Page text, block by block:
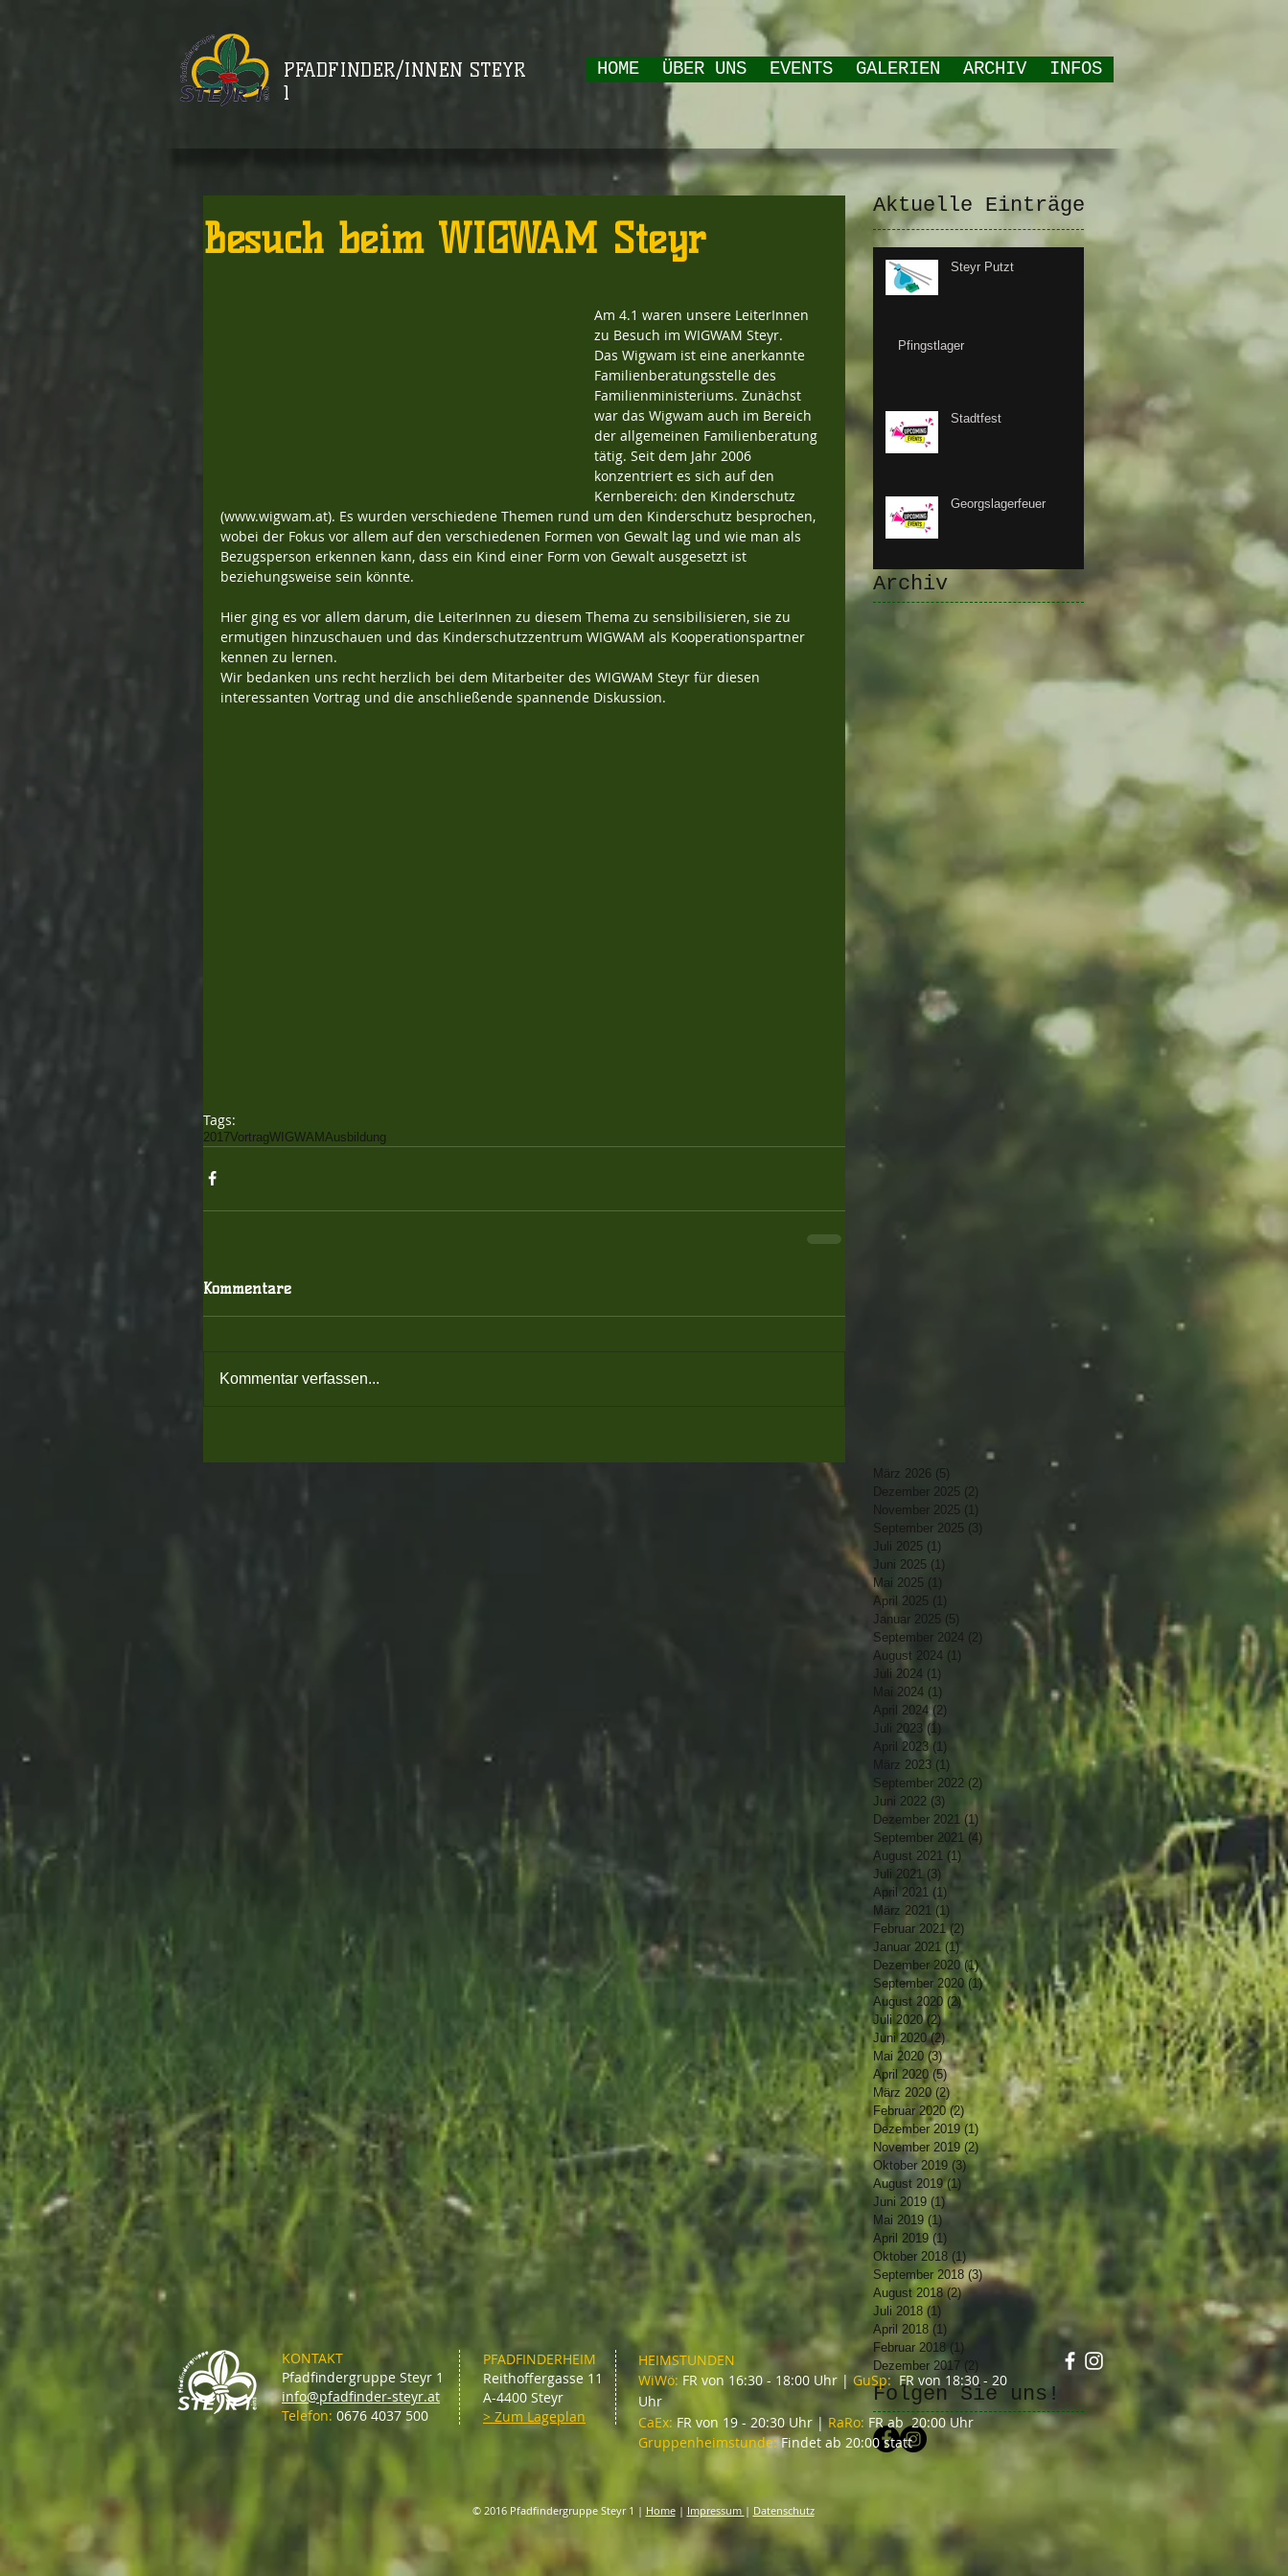
PFADFINDER/INNEN STEYR
1
HOME ÜBER UNS EVENTS GALERIEN ARCHIV INFOS
Besuch beim WIGWAM Steyr
Am 4.1 waren unsere LeiterInnen
zu Besuch im WIGWAM Steyr.
Das Wigwam ist eine anerkannte
Familienberatungsstelle des
Familienministeriums. Zunächst
war das Wigwam auch im Bereich
der allgemeinen Familienberatung
tätig. Seit dem Jahr 2006
konzentriert es sich auf den
Kernbereich: den Kinderschutz
(www.wigwam.at). Es wurden verschiedene Themen rund um den Kinderschutz besprochen,
wobei der Fokus vor allem auf den verschiedenen Formen von Gewalt lag und wie man als
Bezugsperson erkennen kann, dass ein Kind einer Form von Gewalt ausgesetzt ist
beziehungsweise sein könnte.
Hier ging es vor allem darum, die LeiterInnen zu diesem Thema zu sensibilisieren, sie zu
ermutigen hinzuschauen und das Kinderschutzzentrum WIGWAM als Kooperationspartner
kennen zu lernen.
Wir bedanken uns recht herzlich bei dem Mitarbeiter des WIGWAM Steyr für diesen
interessanten Vortrag und die anschließende spannende Diskussion.
Tags:
2017VortragWIGWAMAusbildung
Kommentare
Kommentar verfassen...
Aktuelle Einträge
Steyr Putzt
Pfingstlager
Stadtfest
Georgslagerfeuer
Archiv
März 2026 (5)
Dezember 2025 (2)
November 2025 (1)
September 2025 (3)
Juli 2025 (1)
Juni 2025 (1)
Mai 2025 (1)
April 2025 (1)
Januar 2025 (5) 5 Beiträge
September 2024 (2) 2 Beiträge
August 2024 (1)
Juli 2024 (1)
Mai 2024 (1)
April 2024 (2)
Juli 2023 (1)
April 2023 (1)
März 2023 (1)
September 2022 (2) 2 Beiträge
Juni 2022 (3) 3 Beiträge
Dezember 2021 (1) 1 Beitrag
September 2021 (4)
August 2021 (1)
Juli 2021 (3) 3 Beiträge
April 2021 (1)
März 2021 (1)
Februar 2021 (2)
Januar 2021 (1)1 Beitrag
Dezember 2020 (1)1 Beitrag
September 2020 (1)1 Beitrag
August 2020 (2)2 Beiträge
Juli 2020 (2)2 Beiträge
Juni 2020 (2) 2 Beiträge
Mai 2020 (3)3 Beiträge
April 2020 (5)5 Beiträge
März 2020 (2) 2 Beiträge
Februar 2020 (2)2 Beiträge
Dezember 2019 (1) 1 Beitrag
November 2019 (2)2 Beiträge
Oktober 2019 (3)3 Beiträge
August 2019 (1) 1 Beitrag
Juni 2019 (1)1 Beitrag
Mai 2019 (1) 1 Beitrag
April 2019 (1) 1 Beitrag
Oktober 2018 (1)1 Beitrag
September 2018 (3)3 Beiträge
August 2018 (2)2 Beiträge
Juli 2018 (1)
April 2018 (1)
Februar 2018 (1)
Dezember 2017 (2)
Folgen Sie uns!
KONTAKT
Pfadfindergruppe Steyr 1
info@pfadfinder-steyr.at
Telefon: 0676 4037 500
PFADFINDERHEIM
Reithoffergasse 11
A-4400 Steyr
> Zum Lageplan
HEIMSTUNDEN
WiWö: FR von 16:30 - 18:00 Uhr | GuSp: FR von 18:30 - 20
Uhr
CaEx: FR von 19 - 20:30 Uhr | RaRo: FR ab 20:00 Uhr
Gruppenheimstunde:Findet ab 20:00 statt
© 2016 Pfadfindergruppe Steyr 1 | Home| Impressum | Datenschutz